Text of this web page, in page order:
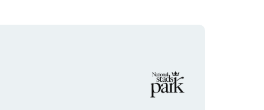
Organisationens
logotyp